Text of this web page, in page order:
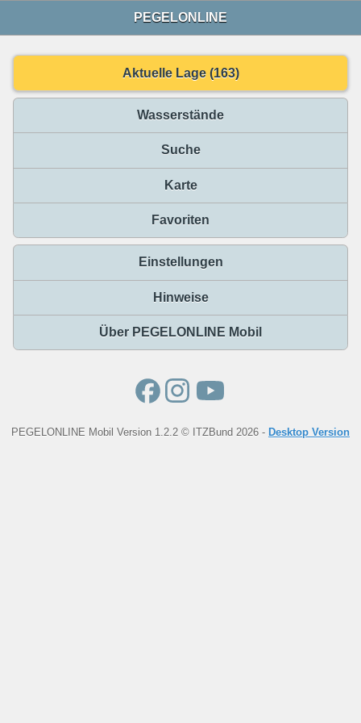
PEGELONLINE
Aktuelle Lage (163)
Wasserstände
Suche
Karte
Favoriten
Einstellungen
Hinweise
Über PEGELONLINE Mobil
PEGELONLINE Mobil Version 1.2.2 © ITZBund 2026 - Desktop Version